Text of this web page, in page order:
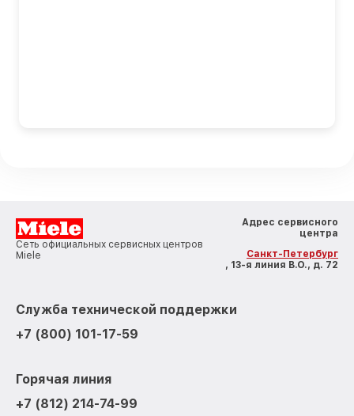
Сеть официальных сервисных центров
Miele
Адрес сервисного
центра
Санкт-Петербург
, 13-я линия В.О., д. 72
Служба технической поддержки
+7 (800) 101-17-59
Горячая линия
+7 (812) 214-74-99